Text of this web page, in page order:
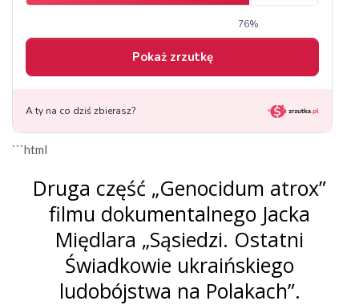
```html
Druga część „Genocidum atrox”
filmu dokumentalnego Jacka
Międlara „Sąsiedzi. Ostatni
Świadkowie ukraińskiego
ludobójstwa na Polakach”.